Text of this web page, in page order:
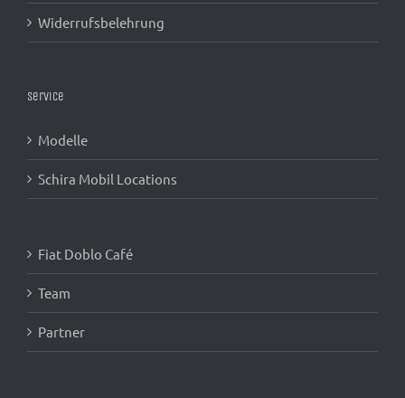
Widerrufsbelehrung
Service
Modelle
Schira Mobil Locations
Fiat Doblo Café
Team
Partner